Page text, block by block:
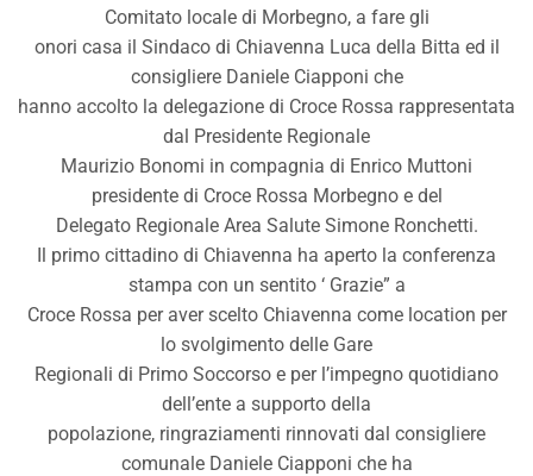
Comitato locale di Morbegno, a fare gli
onori casa il Sindaco di Chiavenna Luca della Bitta ed il
consigliere Daniele Ciapponi che
hanno accolto la delegazione di Croce Rossa rappresentata
dal Presidente Regionale
Maurizio Bonomi in compagnia di Enrico Muttoni
presidente di Croce Rossa Morbegno e del
Delegato Regionale Area Salute Simone Ronchetti.
Il primo cittadino di Chiavenna ha aperto la conferenza
stampa con un sentito ‘ Grazie” a
Croce Rossa per aver scelto Chiavenna come location per
lo svolgimento delle Gare
Regionali di Primo Soccorso e per l’impegno quotidiano
dell’ente a supporto della
popolazione, ringraziamenti rinnovati dal consigliere
comunale Daniele Ciapponi che ha